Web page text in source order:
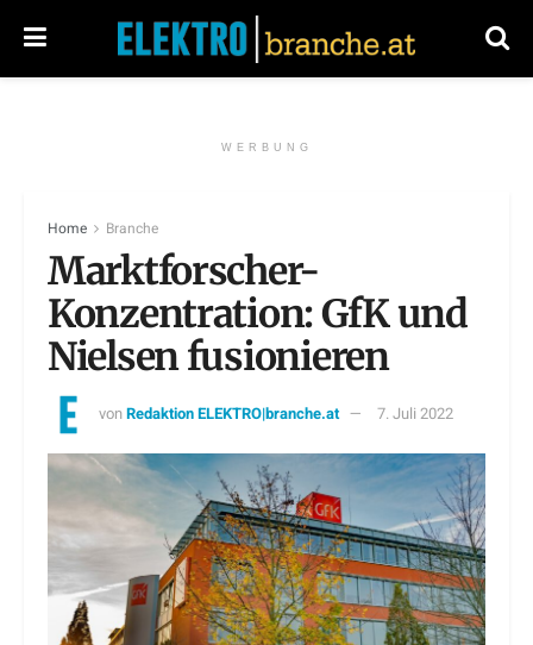
WERBUNG
Home Branche
Marktforscher-
Konzentration: GfK und
Nielsen fusionieren
vonRedaktion ELEKTRO|branche.at 7. Juli 2022